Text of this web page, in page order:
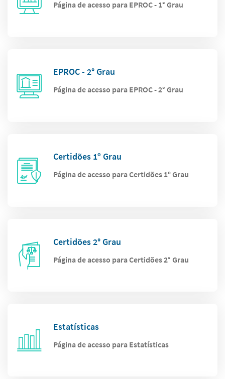
Página de acesso para EPROC - 1° Grau
EPROC - 2° Grau
Página de acesso para EPROC - 2° Grau
Certidões 1º Grau
Página de acesso para Certidões 1º Grau
Certidões 2° Grau
Página de acesso para Certidões 2° Grau
Estatísticas
Página de acesso para Estatísticas